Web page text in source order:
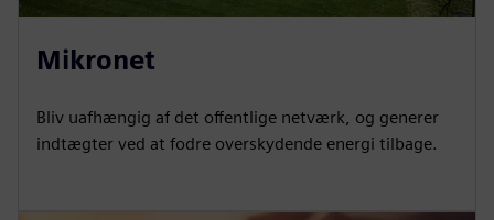
Mikronet
Bliv uafhængig af det offentlige netværk, og generer
indtægter ved at fodre overskydende energi tilbage.